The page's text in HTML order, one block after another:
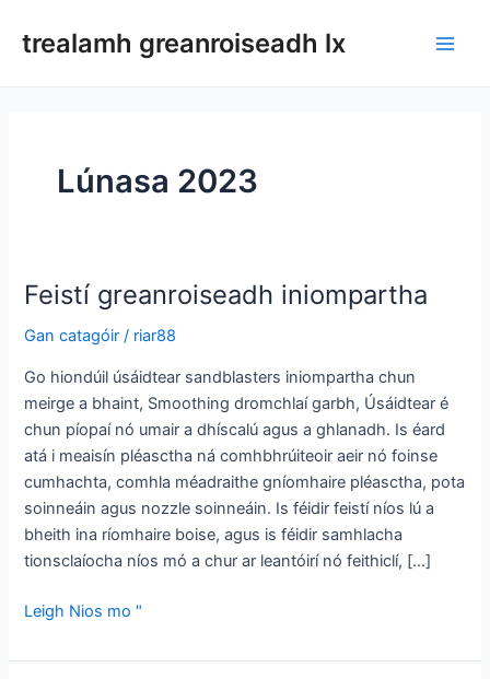
trealamh greanroiseadh lx
Lúnasa 2023
Feistí greanroiseadh iniompartha
Gan catagóir / riar88
Go hiondúil úsáidtear sandblasters iniompartha chun
meirge a bhaint, Smoothing dromchlaí garbh, Úsáidtear é
chun píopaí nó umair a dhíscalú agus a ghlanadh. Is éard
atá i meaisín pléasctha ná comhbhrúiteoir aeir nó foinse
cumhachta, comhla méadraithe gníomhaire pléasctha, pota
soinneáin agus nozzle soinneáin. Is féidir feistí níos lú a
bheith ina ríomhaire boise, agus is féidir samhlacha
tionsclaíocha níos mó a chur ar leantóirí nó feithiclí, […]
Feistí
iniompartha
Leigh Nios mo "